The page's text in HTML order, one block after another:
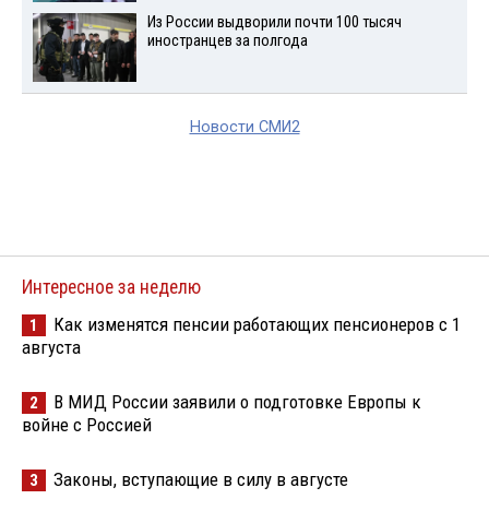
Из России выдворили почти 100 тысяч
иностранцев за полгода
Новости СМИ2
Интересное за неделю
1
Как изменятся пенсии работающих пенсионеров с 1
августа
2
В МИД России заявили о подготовке Европы к
войне с Россией
3 Законы, вступающие в силу в августе